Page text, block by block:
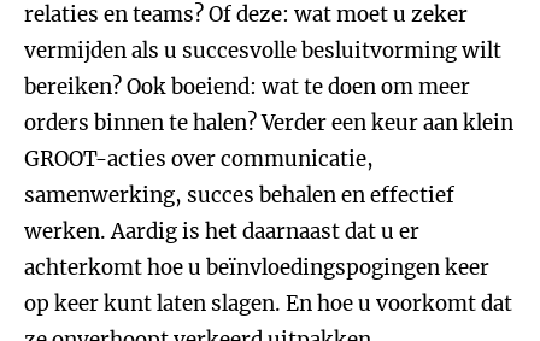
relaties en teams? Of deze: wat moet u zeker
vermijden als u succesvolle besluitvorming wilt
bereiken? Ook boeiend: wat te doen om meer
orders binnen te halen? Verder een keur aan klein
GROOT-acties over communicatie,
samenwerking, succes behalen en effectief
werken. Aardig is het daarnaast dat u er
achterkomt hoe u beïnvloedingspogingen keer
op keer kunt laten slagen. En hoe u voorkomt dat